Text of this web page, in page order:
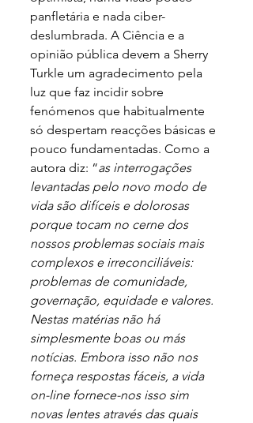
panfletária e nada ciber-
deslumbrada. A Ciência e a
opinião pública devem a Sherry
Turkle um agradecimento pela
luz que faz incidir sobre
fenómenos que habitualmente
só despertam reacções básicas e
pouco fundamentadas. Como a
autora diz: “as interrogações
levantadas pelo novo modo de
vida são difíceis e dolorosas
porque tocam no cerne dos
nossos problemas sociais mais
complexos e irreconciliáveis:
problemas de comunidade,
governação, equidade e valores.
Nestas matérias não há
simplesmente boas ou más
notícias. Embora isso não nos
forneça respostas fáceis, a vida
on-line fornece-nos isso sim
novas lentes através das quais